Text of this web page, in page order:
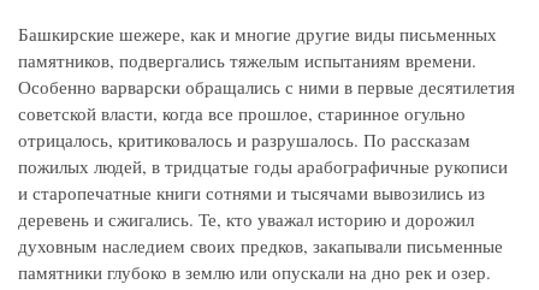
Башкирские шежере, как и многие другие виды письменных
памятников, подвергались тяжелым испытаниям времени.
Особенно варварски обращались с ними в первые десятилетия
советской власти, когда все прошлое, старинное огульно
отрицалось, критиковалось и разрушалось. По рассказам
пожилых людей, в тридцатые годы арабографичные рукописи
и старопечатные книги сотнями и тысячами вывозились из
деревень и сжигались. Те, кто уважал историю и дорожил
духовным наследием своих предков, закапывали письменные
памятники глубоко в землю или опускали на дно рек и озер.